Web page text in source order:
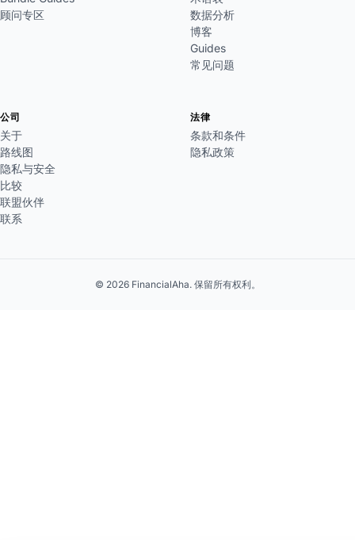
顾问专区
数据分析
博客
Guides
常见问题
公司
关于
路线图
隐私与安全
比较
联盟伙伴
联系
法律
条款和条件
隐私政策
© 2026 FinancialAha. 保留所有权利。